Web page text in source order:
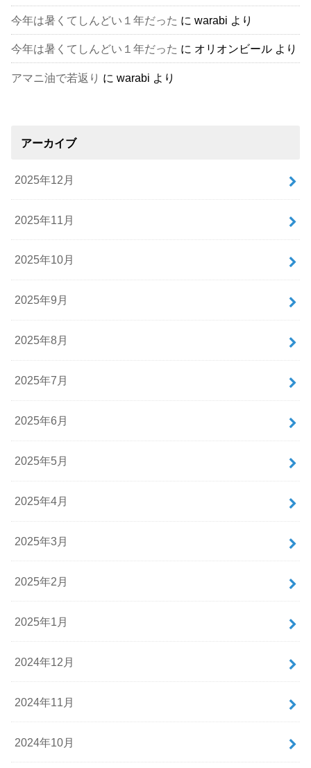
今年は暑くてしんどい１年だった にwarabi より
今年は暑くてしんどい１年だった に オリオンビール より
アマニ油で若返り にwarabi より
アーカイブ
2025年12月
2025年11月
2025年10月
2025年9月
2025年8月
2025年7月
2025年6月
2025年5月
2025年4月
2025年3月
2025年2月
2025年1月
2024年12月
2024年11月
2024年10月